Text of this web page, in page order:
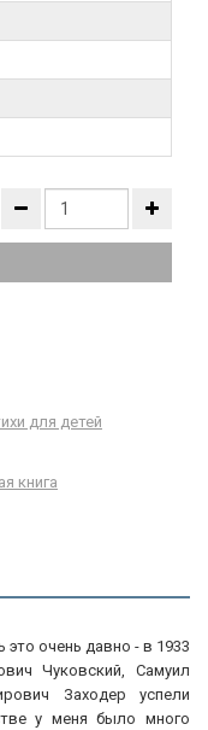
для детей
книга
очень давно - в 1933
Чуковский, Самуил
Заходер успели
у меня было много